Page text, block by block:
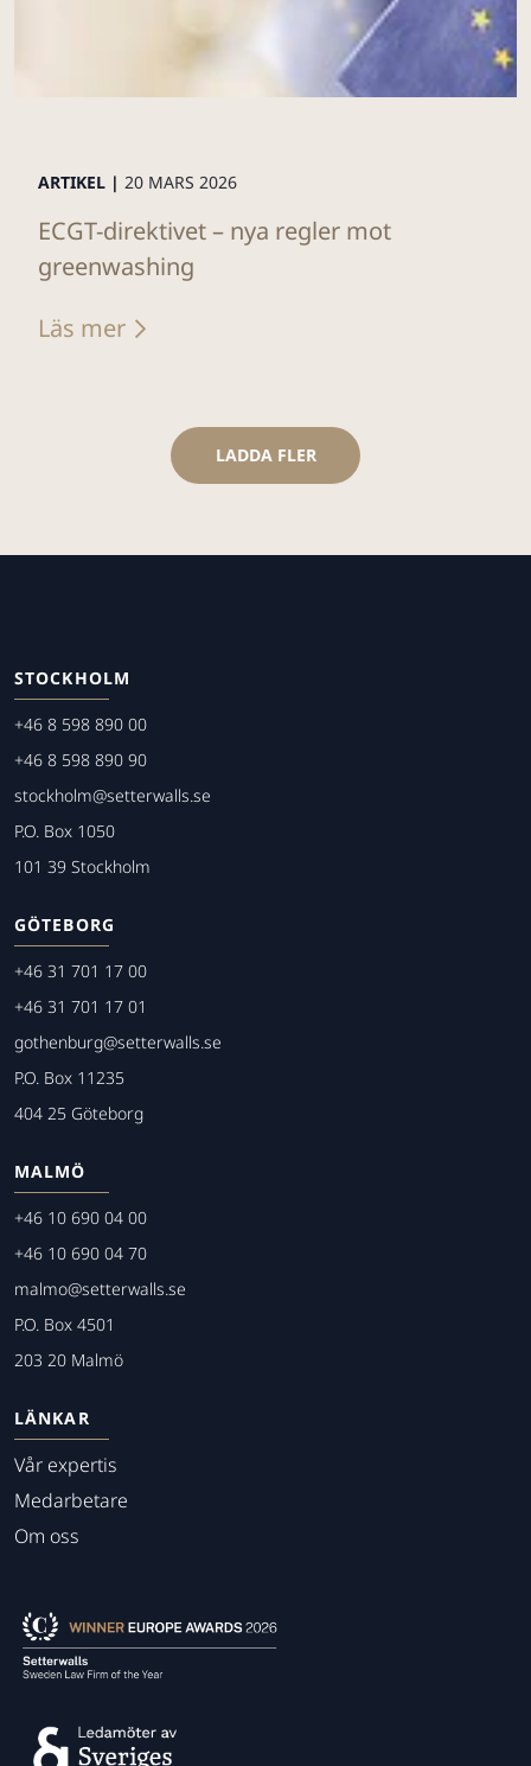
ARTIKEL | 20 MARS 2026
ECGT-direktivet – nya regler mot
greenwashing
Läs mer
LADDA FLER
STOCKHOLM
+46 8 598 890 00
+46 8 598 890 90
stockholm@setterwalls.se
P.O. Box 1050
101 39 Stockholm
GÖTEBORG
+46 31 701 17 00
+46 31 701 17 01
gothenburg@setterwalls.se
P.O. Box 11235
404 25 Göteborg
MALMÖ
+46 10 690 04 00
+46 10 690 04 70
malmo@setterwalls.se
P.O. Box 4501
203 20 Malmö
LÄNKAR
Vår expertis
Medarbetare
Om oss